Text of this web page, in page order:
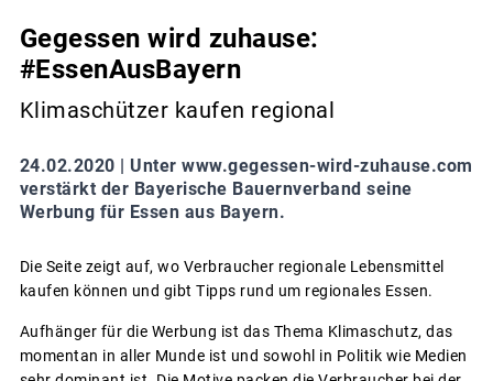
Gegessen wird zuhause:
#EssenAusBayern
Klimaschützer kaufen regional
24.02.2020 | Unter www.gegessen-wird-zuhause.com
verstärkt der Bayerische Bauernverband seine
Werbung für Essen aus Bayern.
Die Seite zeigt auf, wo Verbraucher regionale Lebensmittel
kaufen können und gibt Tipps rund um regionales Essen.
Aufhänger für die Werbung ist das Thema Klimaschutz, das
momentan in aller Munde ist und sowohl in Politik wie Medien